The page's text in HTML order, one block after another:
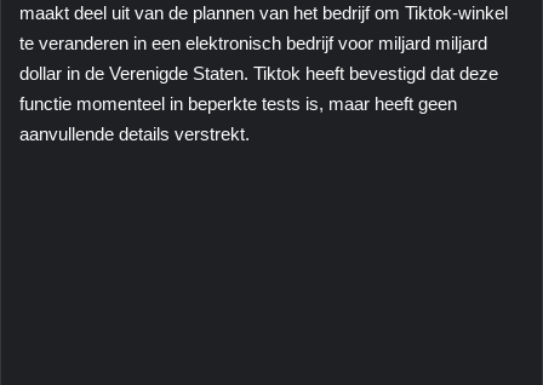
maakt deel uit van de plannen van het bedrijf om Tiktok-winkel
te veranderen in een elektronisch bedrijf voor miljard miljard
dollar in de Verenigde Staten. Tiktok heeft bevestigd dat deze
functie momenteel in beperkte tests is, maar heeft geen
aanvullende details verstrekt.